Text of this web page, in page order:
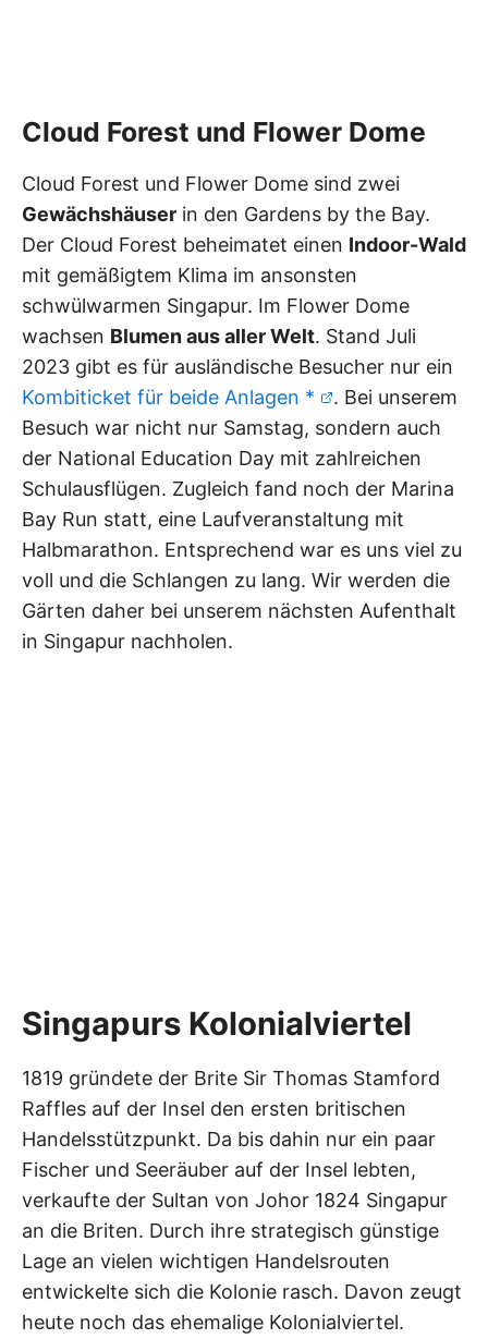
Cloud Forest und Flower Dome
Cloud Forest und Flower Dome sind zwei
Gewächshäuser in den Gardens by the Bay.
Der Cloud Forest beheimatet einen Indoor-Wald
mit gemäßigtem Klima im ansonsten
schwülwarmen Singapur. Im Flower Dome
wachsen Blumen aus aller Welt. Stand Juli
2023 gibt es für ausländische Besucher nur ein
Kombiticket für beide Anlagen *
. Bei unserem
Besuch war nicht nur Samstag, sondern auch
der National Education Day mit zahlreichen
Schulausflügen. Zugleich fand noch der Marina
Bay Run statt, eine Laufveranstaltung mit
Halbmarathon. Entsprechend war es uns viel zu
voll und die Schlangen zu lang. Wir werden die
Gärten daher bei unserem nächsten Aufenthalt
in Singapur nachholen.
Singapurs Kolonialviertel
1819 gründete der Brite Sir Thomas Stamford
Raffles auf der Insel den ersten britischen
Handelsstützpunkt. Da bis dahin nur ein paar
Fischer und Seeräuber auf der Insel lebten,
verkaufte der Sultan von Johor 1824 Singapur
an die Briten. Durch ihre strategisch günstige
Lage an vielen wichtigen Handelsrouten
entwickelte sich die Kolonie rasch. Davon zeugt
heute noch das ehemalige Kolonialviertel.